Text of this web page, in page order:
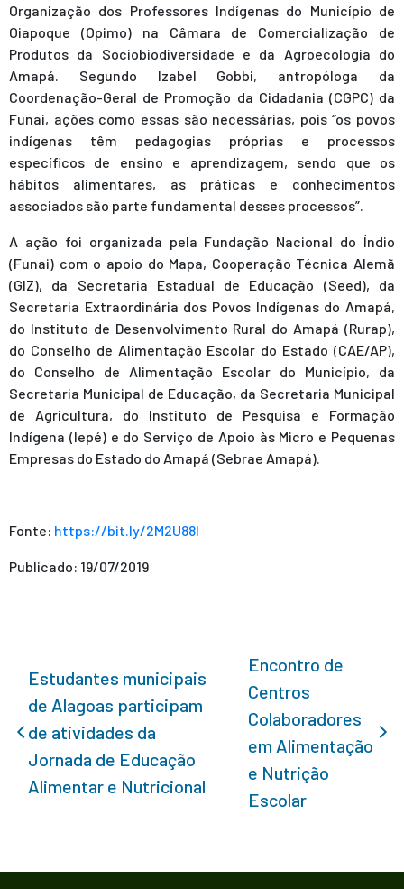
Organização dos Professores Indígenas do Município de
Oiapoque (Opimo) na Câmara de Comercialização de
Produtos da Sociobiodiversidade e da Agroecologia do
Amapá. Segundo Izabel Gobbi, antropóloga da
Coordenação-Geral de Promoção da Cidadania (CGPC) da
Funai, ações como essas são necessárias, pois “os povos
indígenas têm pedagogias próprias e processos
específicos de ensino e aprendizagem, sendo que os
hábitos alimentares, as práticas e conhecimentos
associados são parte fundamental desses processos”.
A ação foi organizada pela Fundação Nacional do Índio
(Funai) com o apoio do Mapa, Cooperação Técnica Alemã
(GIZ), da Secretaria Estadual de Educação (Seed), da
Secretaria Extraordinária dos Povos Indígenas do Amapá,
do Instituto de Desenvolvimento Rural do Amapá (Rurap),
do Conselho de Alimentação Escolar do Estado (CAE/AP),
do Conselho de Alimentação Escolar do Município, da
Secretaria Municipal de Educação, da Secretaria Municipal
de Agricultura, do Instituto de Pesquisa e Formação
Indígena (lepé) e do Serviço de Apoio às Micro e Pequenas
Empresas do Estado do Amapá (Sebrae Amapá).
Fonte: https://bit.ly/2M2U88I
Publicado: 19/07/2019
Estudantes municipais
de Alagoas participam
de atividades da
Jornada de Educação
Alimentar e Nutricional
Encontro de
Centros
Colaboradores
em Alimentação
e Nutrição
Escolar